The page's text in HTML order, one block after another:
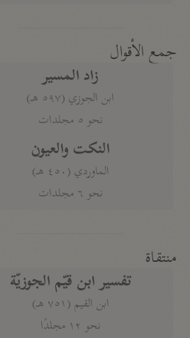
جمع الأقوال
زاد المسير
ابن الجوزي (٥٩٧ هـ)
نحو ٥ مجلدات
النكت والعيون
الماوردي (٤٥٠ هـ)
نحو ٦ مجلدات
منتقاة
تفسير ابن قيّم الجوزيّة
ابن القيم (٧٥١ هـ)
نحو ١٢ مجلدًا